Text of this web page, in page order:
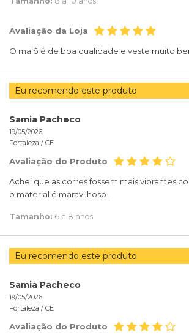
Avaliação da Loja
O maiô é de boa qualidade e veste muito
Eu recomendo este produto
Samia Pacheco
19/05/2026
Fortaleza / CE
Avaliação do Produto
Achei que as corres fossem mais vibrantes
o material é maravilhoso .
Tamanho: 6 a 8 anos
Eu recomendo este produto
Samia Pacheco
19/05/2026
Fortaleza / CE
Avaliação do Produto